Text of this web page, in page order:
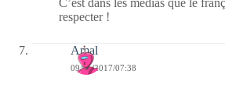
C’est dans les médias que le
respecter !
Amal
09/01/2017/07:38